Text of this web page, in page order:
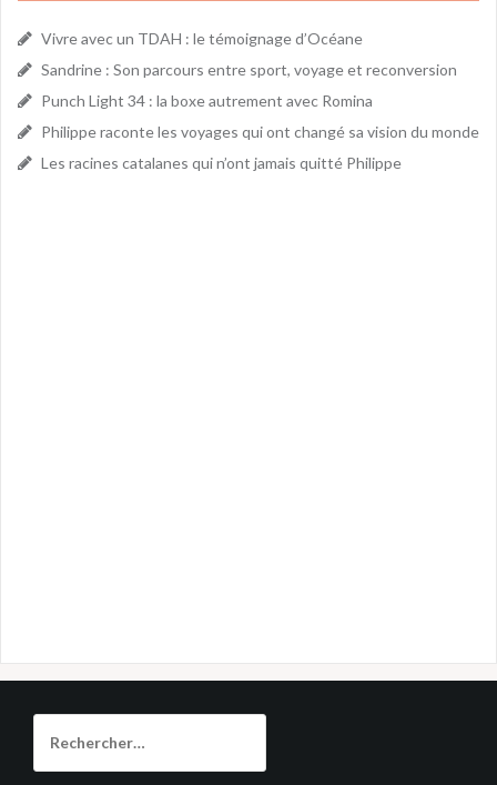
Vivre avec un TDAH : le témoignage d’Océane
Sandrine : Son parcours entre sport, voyage et reconversion
Punch Light 34 : la boxe autrement avec Romina
Philippe raconte les voyages qui ont changé sa vision du monde
Les racines catalanes qui n’ont jamais quitté Philippe